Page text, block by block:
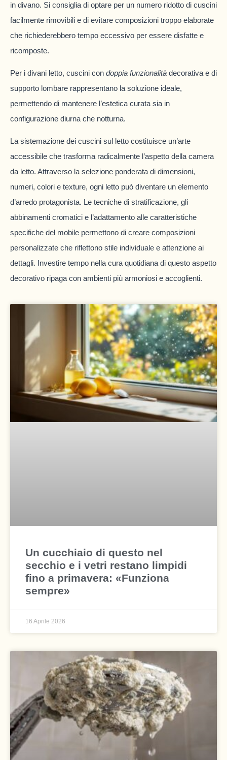
Un cucchiaio di questo nel
secchio e i vetri restano limpidi
fino a primavera: «Funziona
sempre»
16 Aprile 2026
in divano. Si consiglia di optare per un numero ridotto di cuscini
facilmente rimovibili e di evitare composizioni troppo elaborate
che richiederebbero tempo eccessivo per essere disfatte e
ricomposte.
Per i divani letto, cuscini con doppia funzionalità decorativa e di
supporto lombare rappresentano la soluzione ideale,
permettendo di mantenere l’estetica curata sia in
configurazione diurna che notturna.
La sistemazione dei cuscini sul letto costituisce un’arte
accessibile che trasforma radicalmente l’aspetto della camera
da letto. Attraverso la selezione ponderata di dimensioni,
numeri, colori e texture, ogni letto può diventare un elemento
d’arredo protagonista. Le tecniche di stratificazione, gli
abbinamenti cromatici e l’adattamento alle caratteristiche
specifiche del mobile permettono di creare composizioni
personalizzate che riflettono stile individuale e attenzione ai
dettagli. Investire tempo nella cura quotidiana di questo aspetto
decorativo ripaga con ambienti più armoniosi e accoglienti.